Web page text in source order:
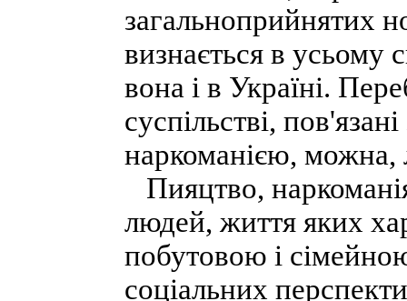
загальноприйнятих
визнається в усьому
вона і в Україні.
суспільстві,
наркоманією, можна,
Пияцтво,
людей, життя яких
побутовою і
соціальних